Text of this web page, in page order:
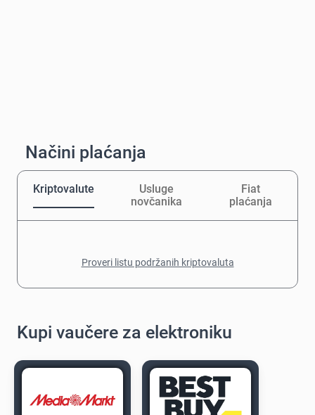
Načini plaćanja
Kriptovalute
Usluge
novčanika
Fiat
plaćanja
Proveri listu podržanih kriptovaluta
Kupi vaučere za elektroniku